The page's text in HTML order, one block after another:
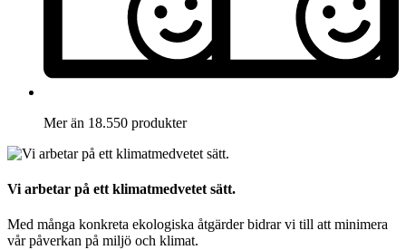
Mer än 18.550 produkter
Vi arbetar på ett klimatmedvetet sätt.
Med många konkreta ekologiska åtgärder bidrar vi till att minimera
vår påverkan på miljö och klimat.